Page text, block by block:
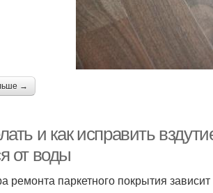
→
и как исправить
от воды
ремонта паркетного покрытия